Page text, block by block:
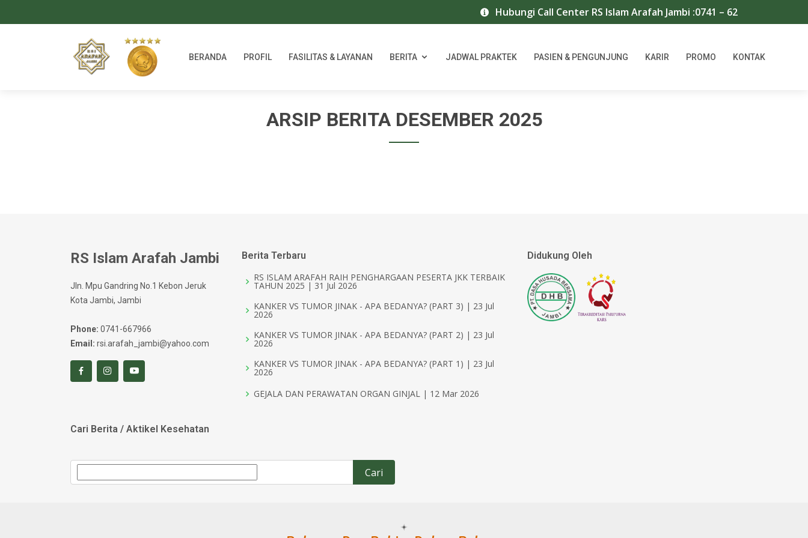
Hubungi Call Center RS Islam Arafah Jambi :0741 – 62711/667966 |
BERANDA PROFIL FASILITAS & LAYANAN BERITA JADWAL PRAKTEK PASIEN & PENGUNJUNG KARIR PROMO KONTAK
ARSIP BERITA DESEMBER 2025
RS Islam Arafah Jambi
Jln. Mpu Gandring No.1 Kebon Jeruk
Kota Jambi, Jambi
Phone: 0741-667966
Email: rsi.arafah_jambi@yahoo.com
Berita Terbaru
RS ISLAM ARAFAH RAIH PENGHARGAAN PESERTA JKK TERBAIK
TAHUN 2025 | 31 Jul 2026
KANKER VS TUMOR JINAK - APA BEDANYA? (PART 3) | 23 Jul
2026
KANKER VS TUMOR JINAK - APA BEDANYA? (PART 2) | 23 Jul
2026
KANKER VS TUMOR JINAK - APA BEDANYA? (PART 1) | 23 Jul
2026
GEJALA DAN PERAWATAN ORGAN GINJAL | 12 Mar 2026
Didukung Oleh
Cari Berita / Aktikel Kesehatan